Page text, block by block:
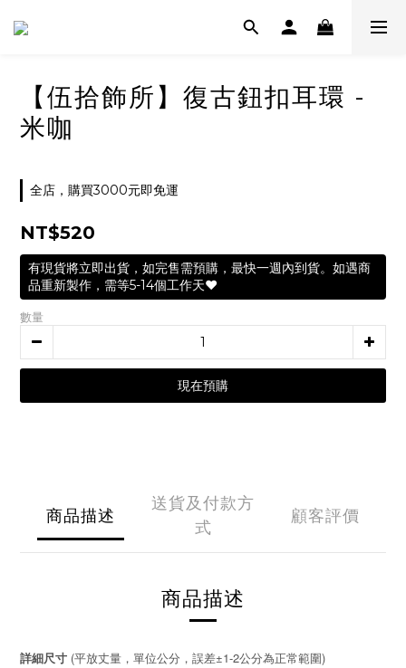
【伍拾飾所】復古鈕扣耳環 -
米咖
全店，購買3000元即免運
NT$520
有現貨將立即出貨，如完售需預購，最快一週內到貨。如遇商
品重新製作，需等5-14個工作天❤️
數量
現在預購
商品描述
送貨及付款方
式
顧客評價
商品描述
詳細尺寸 (平放丈量，單位公分，誤差±1-2公分為正常範圍)